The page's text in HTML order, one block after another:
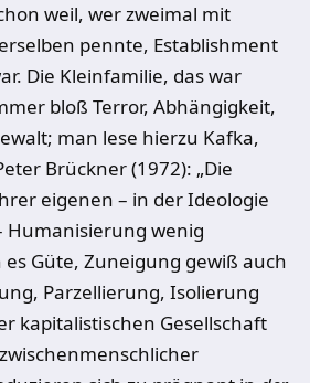
weil, wer zweimal mit
pennte, Establishment
Die Kleinfamilie, das war
bloß Terror, Abhängigkeit,
man lese hierzu Kafka,
Brückner (1972): „Die
eigenen – in der Ideologie
Humanisierung wenig
Güte, Zuneigung gewiß auch
Parzellierung, Isolierung
kapitalistischen Gesellschaft